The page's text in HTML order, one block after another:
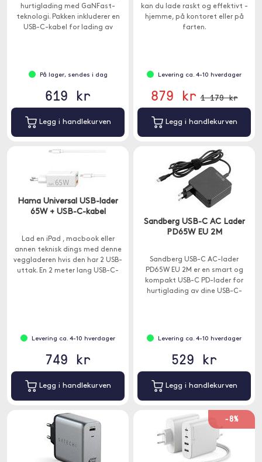
hurtiglading med GaNFast-
teknologi. Pakken inkluderer en
USB-C-kabel for lading av
På lager, sendes i dag
619 kr
Legg i handlekurven
kan du lade raskt og effektivt -
hjemme, på kontoret eller på
farten.
Levering ca. 4-10 hverdager
879 kr 1 179 kr
Legg i handlekurven
Hama Universal USB-lader
65W + USB-C-kabel
Lad en iPad , macbook eller
annen teknisk dings med denne
veggladeren hvis den har 2 USB-
uttak. En 2 meter lang USB-C-
Levering ca. 4-10 hverdager
749 kr
Legg i handlekurven
Sandberg USB-C AC Lader
PD65W EU 2M
Sandberg USB-C AC-lader
PD65W EU 2M er en smart og
kompakt USB-C PD-lader for
hurtiglading av dine USB-C-
Levering ca. 4-10 hverdager
529 kr
Legg i handlekurven
-8%